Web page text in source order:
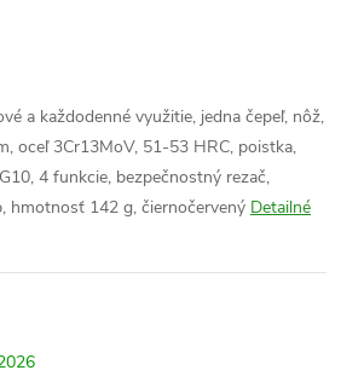
a každodenné využitie, jedna čepeľ, nôž,
oceľ 3Cr13MoV, 51-53 HRC, poistka,
4 funkcie, bezpečnostný rezač,
hmotnosť 142 g, čiernočervený Detailné